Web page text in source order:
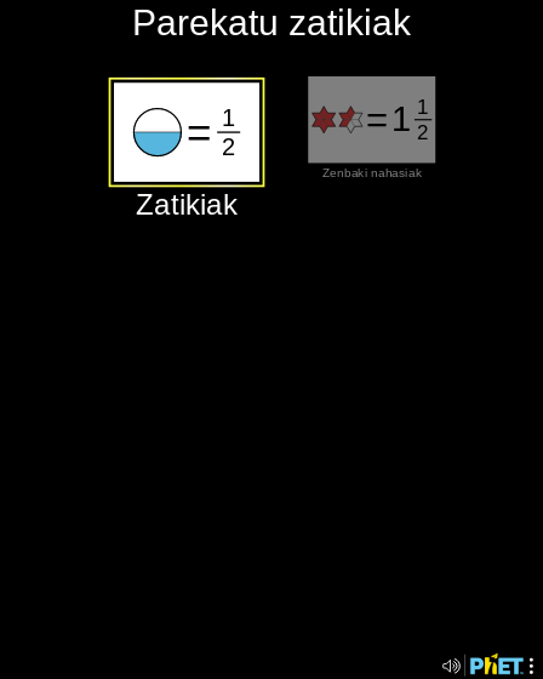
‪Parekatu zatikiak‬
= 1
2
‪Zatikiak‬
=1 1
2
‪Zenbaki nahasiak‬